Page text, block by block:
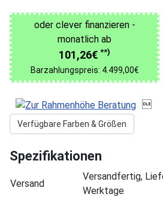
oder clever finanzieren -
monatlich ab
101,26€ **)
Barzahlungspreis: 4.499,00€

Verfügbare Farben & Größen
Spezifikationen
Versand
Versandfertig,
Werktage